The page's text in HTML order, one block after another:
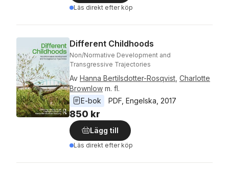
Läs direkt efter köp
Different Childhoods
Non/Normative Development and
Transgressive Trajectories
Av Hanna Bertilsdotter-Rosqvist Charlotte
Brownlow m. fl.
E-bok
PDF Engelska 2017
850 kr
Lägg till
Läs direkt efter köp